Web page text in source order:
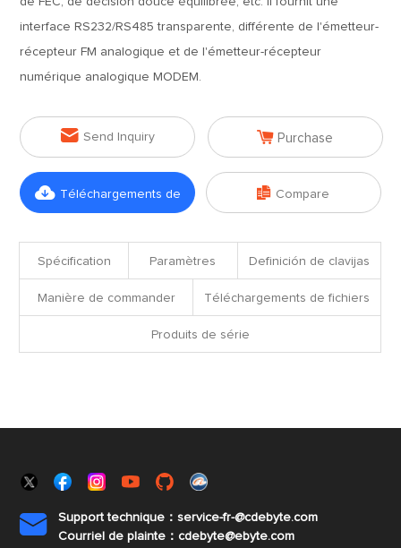
interface RS232/RS485 transparente, différente de l'émetteur-
récepteur FM analogique et de l'émetteur-récepteur
numérique analogique MODEM.
 Send Inquiry  Purchase
 Téléchargements de  Compare
Spécification Paramètres Definición de clavijas
Manière de commander Téléchargements de fichiers
Produits de série

Support technique：service-fr-@cdebyte.com
Courriel de plainte：cdebyte@ebyte.com